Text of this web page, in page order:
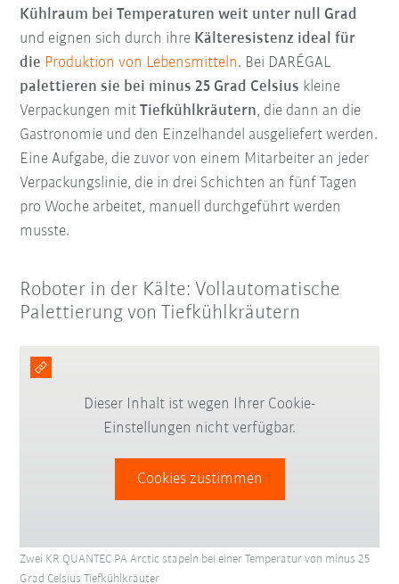
Kühlraum bei Temperaturen weit unter null Grad
und eignen sich durch ihre Kälteresistenz ideal für
die Produktion von Lebensmitteln. Bei DARÉGAL
palettieren sie bei minus 25 Grad Celsius kleine
Verpackungen mitTiefkühlkräutern, die dann an die
Gastronomie und den Einzelhandel ausgeliefert werden.
Eine Aufgabe, die zuvor von einem Mitarbeiter an jeder
Verpackungslinie, die in drei Schichten an fünf Tagen
pro Woche arbeitet, manuell durchgeführt werden
musste.
Roboter in der Kälte: Vollautomatische
Palettierung von Tiefkühlkräutern
Dieser Inhalt ist wegen Ihrer Cookie-
Einstellungen nicht verfügbar.
Cookies zustimmen
Zwei KR QUANTEC PA Arctic stapeln bei einer Temperatur von minus 25
Grad Celsius Tiefkühlkräuter